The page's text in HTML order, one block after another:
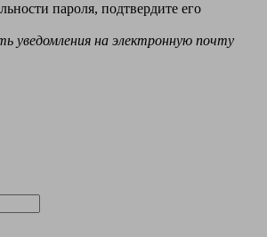
пароля, подтвердите его
уведомления на электронную почту